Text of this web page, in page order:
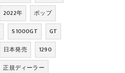
2022年
ポップ
S1000GT
GT
日本発売
1290
正規ディーラー